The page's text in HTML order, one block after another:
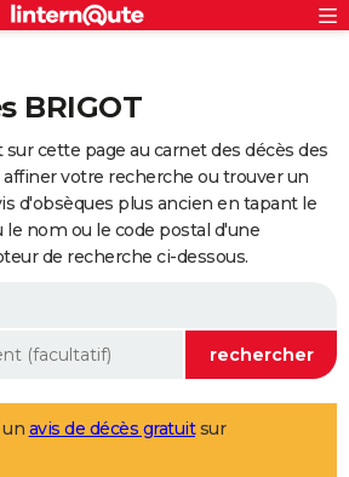
BRIGOT
cette page au carnet des décès des
affiner votre recherche ou trouver un
d'obsèques plus ancien en tapant le
nom ou le code postal d'une
de recherche ci-dessous.
avis de décès gratuitsur